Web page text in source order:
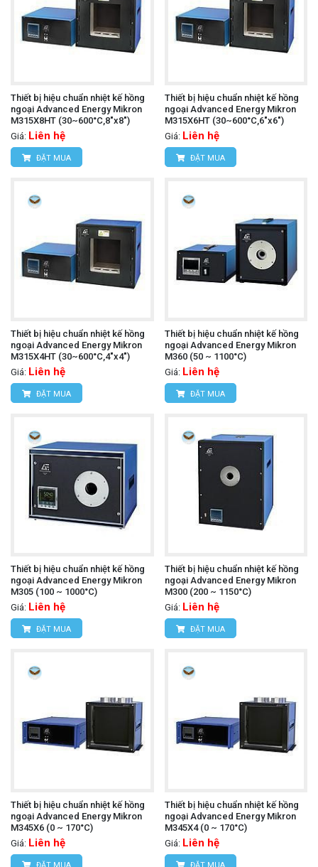
Thiết bị hiệu chuẩn nhiệt kế hồng
ngoại Advanced Energy Mikron
M315X8HT (30~600°C,8"x8")
Giá: Liên hệ
ĐẶT MUA
Thiết bị hiệu chuẩn nhiệt kế hồng
ngoại Advanced Energy Mikron
M315X6HT (30~600°C,6"x6")
Giá: Liên hệ
ĐẶT MUA
Thiết bị hiệu chuẩn nhiệt kế hồng
ngoại Advanced Energy Mikron
M315X4HT (30~600°C,4"x4")
Giá: Liên hệ
ĐẶT MUA
Thiết bị hiệu chuẩn nhiệt kế hồng
ngoại Advanced Energy Mikron
M360 (50 ~ 1100°C)
Giá: Liên hệ
ĐẶT MUA
Thiết bị hiệu chuẩn nhiệt kế hồng
ngoại Advanced Energy Mikron
M305 (100 ~ 1000°C)
Giá: Liên hệ
ĐẶT MUA
Thiết bị hiệu chuẩn nhiệt kế hồng
ngoại Advanced Energy Mikron
M300 (200 ~ 1150°C)
Giá: Liên hệ
ĐẶT MUA
Thiết bị hiệu chuẩn nhiệt kế hồng
ngoại Advanced Energy Mikron
M345X6 (0 ~ 170°C)
Giá: Liên hệ
ĐẶT MUA
Thiết bị hiệu chuẩn nhiệt kế hồng
ngoại Advanced Energy Mikron
M345X4 (0 ~ 170°C)
Giá: Liên hệ
ĐẶT MUA